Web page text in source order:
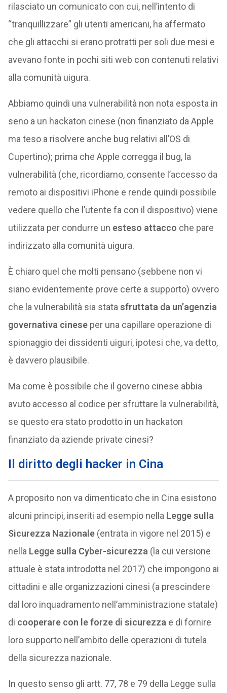
rilasciato un comunicato con cui, nell’intento di
“tranquillizzare” gli utenti americani, ha affermato
che gli attacchi si erano protratti per soli due mesi e
avevano fonte in pochi siti web con contenuti relativi
alla comunità uigura.
Abbiamo quindi una vulnerabilità non nota esposta in
seno a un hackaton cinese (non finanziato da Apple
ma teso a risolvere anche bug relativi all’OS di
Cupertino); prima che Apple corregga il bug, la
vulnerabilità (che, ricordiamo, consente l’accesso da
remoto ai dispositivi iPhone e rende quindi possibile
vedere quello che l’utente fa con il dispositivo) viene
utilizzata per condurre un esteso attacco che pare
indirizzato alla comunità uigura.
È chiaro quel che molti pensano (sebbene non vi
siano evidentemente prove certe a supporto) ovvero
che la vulnerabilità sia stata sfruttata da un’agenzia
governativa cineseper una capillare operazione di
spionaggio dei dissidenti uiguri, ipotesi che, va detto,
è davvero plausibile.
Ma come è possibile che il governo cinese abbia
avuto accesso al codice per sfruttare la vulnerabilità,
se questo era stato prodotto in un hackaton
finanziato da aziende private cinesi?
Il diritto degli hacker in Cina
A proposito non va dimenticato che in Cina esistono
alcuni principi, inseriti ad esempio nella Legge sulla
Sicurezza Nazionale(entrata in vigore nel 2015) e
nella Legge sulla Cyber-sicurezza (la cui versione
attuale è stata introdotta nel 2017) che impongono ai
cittadini e alle organizzazioni cinesi (a prescindere
dal loro inquadramento nell’amministrazione statale)
di cooperare con le forze di sicurezza e di fornire
loro supporto nell’ambito delle operazioni di tutela
della sicurezza nazionale.
In questo senso gli artt. 77, 78 e 79 della Legge sulla